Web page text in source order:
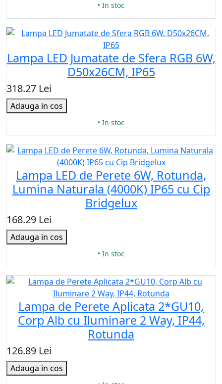
• In stoc
Lampa LED Jumatate de Sfera RGB 6W,
D50x26CM, IP65
318.27 Lei
Adauga in cos
• In stoc
Lampa LED de Perete 6W, Rotunda,
Lumina Naturala (4000K) IP65 cu Cip
Bridgelux
168.29 Lei
Adauga in cos
• In stoc
Lampa de Perete Aplicata 2*GU10,
Corp Alb cu Iluminare 2 Way, IP44,
Rotunda
126.89 Lei
Adauga in cos